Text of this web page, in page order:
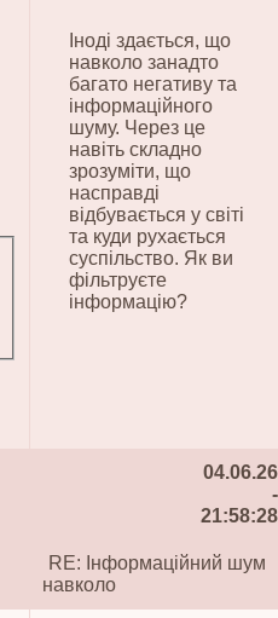
Іноді здається, що
навколо занадто
багато негативу та
інформаційного
шуму. Через це
навіть складно
зрозуміти, що
насправді
відбувається у світі
та куди рухається
суспільство. Як ви
фільтруєте
інформацію?
04.06.26
-
21:58:28
RE: Інформаційний шум
навколо